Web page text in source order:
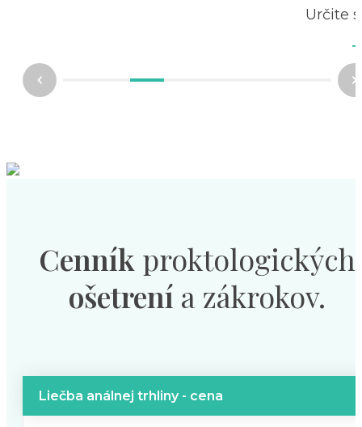
Cenník proktologických
ošetrení a zákrokov.
Liečba análnej trhliny - cena